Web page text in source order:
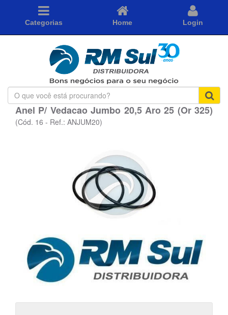
Categorias Home Login
O
que
você
está
Anel P/ Vedacao Jumbo 20,5 Aro 25 (Or 325)
(Cód. 16 - Ref.: ANJUM20)